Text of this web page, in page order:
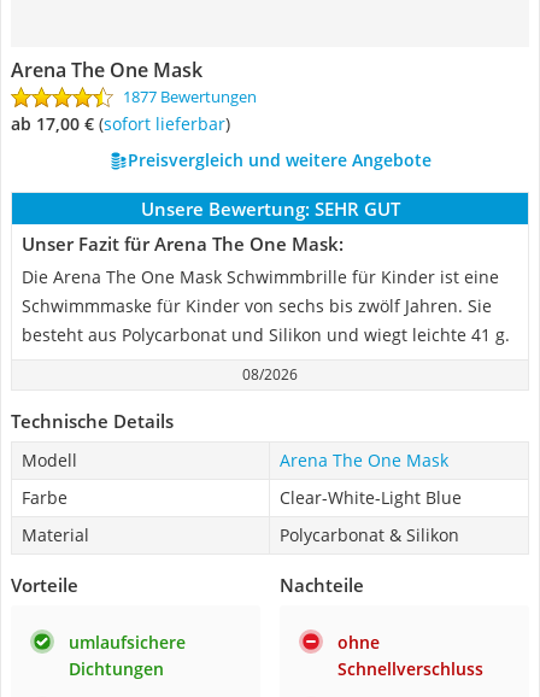
Arena The One Mask
1877 Bewertungen
ab 17,00 € ( Sofort lieferbar)
Preisvergleich und weitere Angebote
Unsere Bewertung: SEHR GUT
Unser Fazit für Arena The One Mask:
Die Arena The One Mask Schwimmbrille für Kinder ist eine
Schwimmmaske für Kinder von sechs bis zwölf Jahren. Sie
besteht aus Polycarbonat und Silikon und wiegt leichte 41 g.
08/2026
Technische Details
Modell
Arena The One Mask
Farbe
Clear-White-Light Blue
Material
Polycarbonat & Silikon
Vorteile
umlaufsichere
Dichtungen
Nachteile
ohne
Schnellverschluss